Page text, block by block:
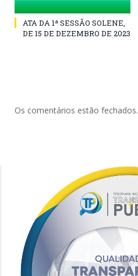
ATA DA 1ª SESSÃO SOLENE,
DE 15 DE DEZEMBRO DE 2023
Os comentários estão fechados.